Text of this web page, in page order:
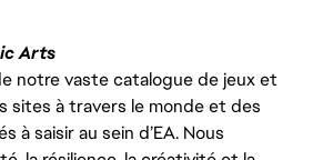
Arts
notre vaste catalogue de jeux et
sites à travers le monde et des
à saisir au sein d’EA. Nous